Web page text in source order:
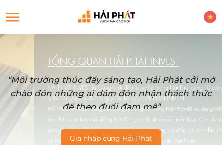
“Môi trường thúc đẩy sáng tạo, Hải Phát cởi mở
chào đón những ai dám đón nhận thách thức
để theo đuổi đam mê”
Gia nhập cùng Hải Phát